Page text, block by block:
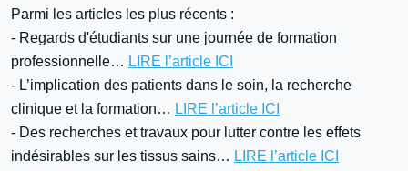
Parmi les articles les plus récents :
- Regards d'étudiants sur une journée de formation
professionnelle… LIRE l’article ICI
- L’implication des patients dans le soin, la recherche
clinique et la formation… LIRE l’article ICI
- Des recherches et travaux pour lutter contre les effets
indésirables sur les tissus sains… LIRE l’article ICI